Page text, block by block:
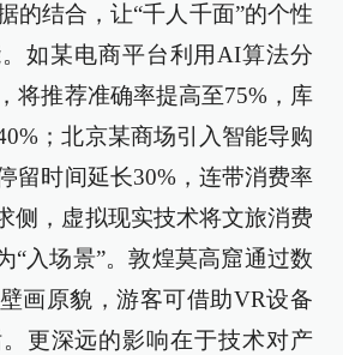
的结合，让“千人千面”的个性
如某电商平台利用AI算法分
将推荐准确率提高至75%，库
；北京某商场引入智能导购
留时间延长30%，连带消费率
侧，虚拟现实技术将文旅消费
“入场景”。敦煌莫高窟通过数
画原貌，游客可借助VR设备
更深远的影响在于技术对产